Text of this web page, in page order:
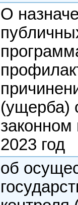
О
(ущерба)
2023 год
об